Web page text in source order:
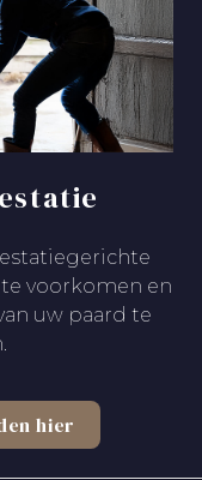
voorkomen en
uw paard te
hier